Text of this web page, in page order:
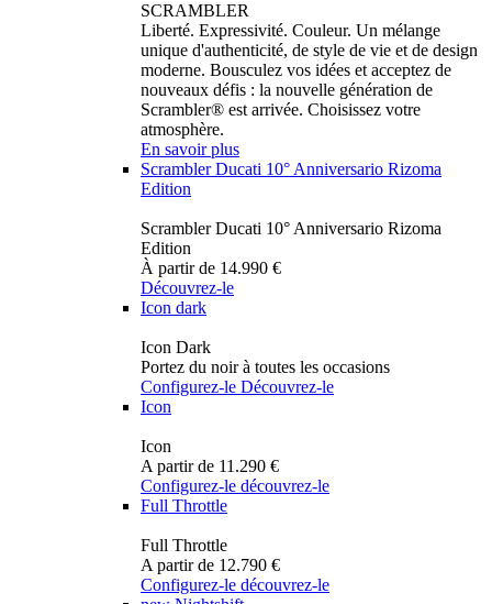
SCRAMBLER
Liberté. Expressivité. Couleur. Un mélange
unique d'authenticité, de style de vie et de design
moderne. Bousculez vos idées et acceptez de
nouveaux défis : la nouvelle génération de
Scrambler® est arrivée. Choisissez votre
atmosphère.
En savoir plus
Scrambler Ducati 10° Anniversario Rizoma
Edition
Scrambler Ducati 10° Anniversario Rizoma
Edition
À partir de 14.990 €
Découvrez-le
Icon dark
Icon Dark
Portez du noir à toutes les occasions
Configurez-le Découvrez-le
Icon
Icon
A partir de 11.290 €
Configurez-le découvrez-le
Full Throttle
Full Throttle
A partir de 12.790 €
Configurez-le découvrez-le